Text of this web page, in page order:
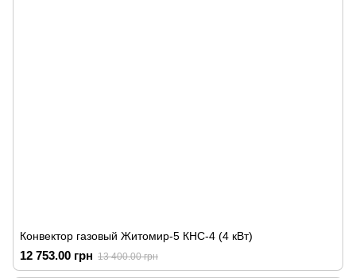
Конвектор газовый Житомир-5 КНС-4 (4 кВт)
12 753.00 грн 13 400.00 грн